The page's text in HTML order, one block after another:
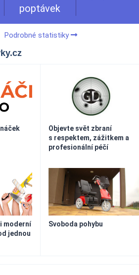
poptávek
Podrobné statistiky
Objevte svět zbraní
s respektem, zážitkem a
profesionální péčí
moderní
jednou
Svoboda pohybu